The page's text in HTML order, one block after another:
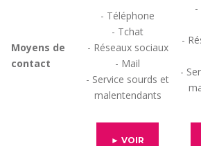
Moyens de
contact
- Téléphone
- Tchat
- Réseaux sociaux
- Mail
- Service sourds et
malentendants
-
-
-
► VOIR